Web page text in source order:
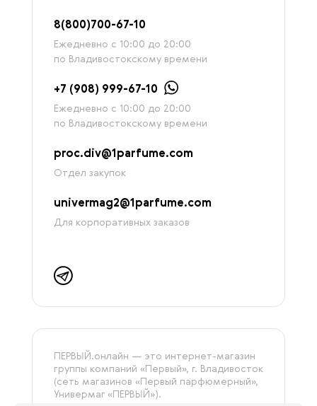
8(800)700-67-10
Ежедневно с 10:00 до 20:00
по Владивостокскому времени
+7 (908) 999-67-10
Ежедневно с 10:00 до 20:00
по Владивостокскому времени
proc.div@1parfume.com
Отдел закупок
univermag2@1parfume.com
Для корпоративных заказов
ПЕРВЫЙ.онлайн — это интернет-магазин
группы компаний «‎Первый», г. Владивосток
(сеть магазинов «Первый парфюмерный»,
Универмаг «ПЕРВЫЙ»).